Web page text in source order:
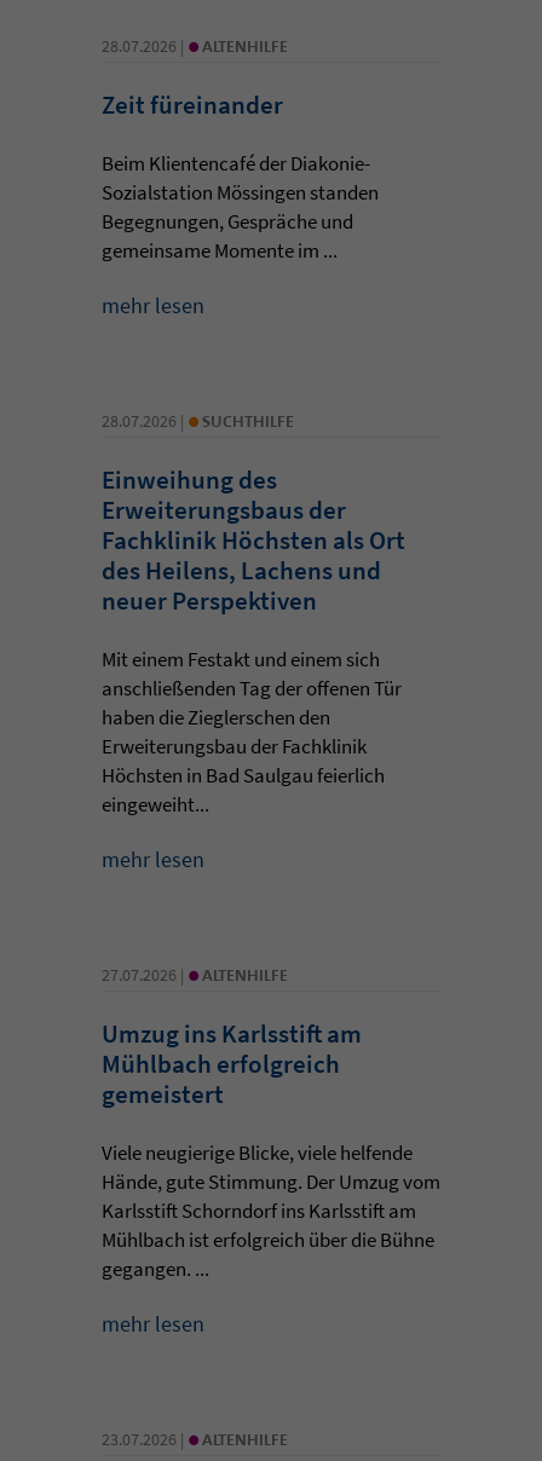
28.07.2026 | • ALTENHILFE
Zeit füreinander
Beim Klientencafé der Diakonie-
Sozialstation Mössingen standen
Begegnungen, Gespräche und
gemeinsame Momente im ...
mehr lesen
28.07.2026 | • SUCHTHILFE
Einweihung des
Erweiterungsbaus der
Fachklinik Höchsten als Ort
des Heilens, Lachens und
neuer Perspektiven
Mit einem Festakt und einem sich
anschließenden Tag der offenen Tür
haben die Zieglerschen den
Erweiterungsbau der Fachklinik
Höchsten in Bad Saulgau feierlich
eingeweiht...
mehr lesen
27.07.2026 | • ALTENHILFE
Umzug ins Karlsstift am
Mühlbach erfolgreich
gemeistert
Viele neugierige Blicke, viele helfende
Hände, gute Stimmung. Der Umzug vom
Karlsstift Schorndorf ins Karlsstift am
Mühlbach ist erfolgreich über die Bühne
gegangen. ...
mehr lesen
23.07.2026 | • ALTENHILFE